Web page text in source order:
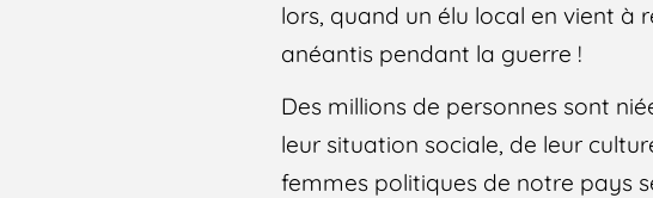
lors, quand un élu local en vient à
anéantis pendant la guerre !
Des millions de personnes sont
leur situation sociale, de leur
femmes politiques de notre pays